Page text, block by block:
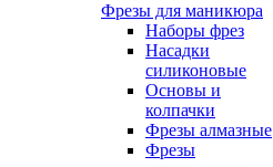
Фрезы для маникюра
Наборы фрез
Насадки
силиконовые
Основы и
колпачки
Фрезы алмазные
Фрезы